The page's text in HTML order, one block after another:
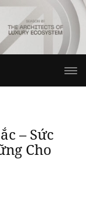
– Sức
Cho